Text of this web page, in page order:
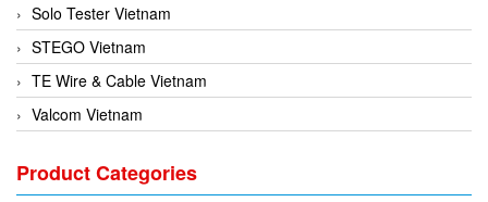
Solo Tester Vietnam
STEGO Vietnam
TE Wire & Cable Vietnam
Valcom Vietnam
3CTEST Vietnam
Product Categories